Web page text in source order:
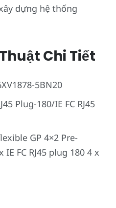
dựng hệ thống
Chi Tiết
5BN20
Plug-180/IE FC RJ45
GP 4×2 Pre-
FC RJ45 plug 180 4 x